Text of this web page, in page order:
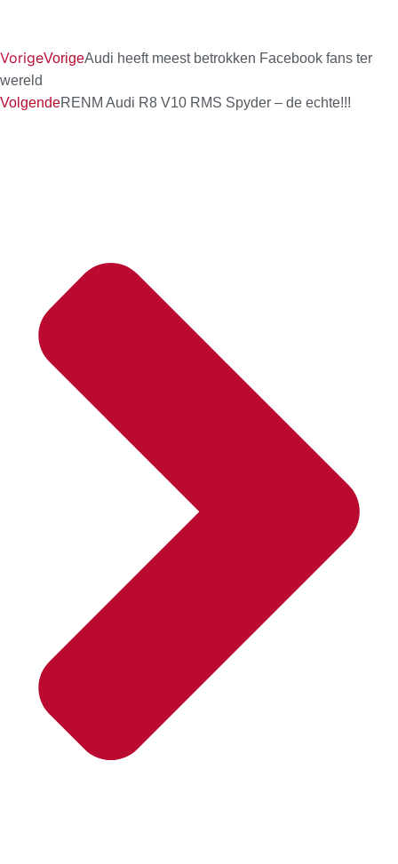
VorigeVorigeAudi heeft meest betrokken Facebook fans ter
wereld
VolgendeRENM Audi R8 V10 RMS Spyder – de echte!!!